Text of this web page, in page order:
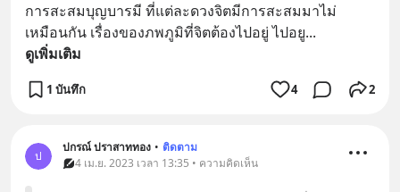
การสะสมบุญบารมี ที่แต่ละดวงจิตมีการสะสมมาไม่
เหมือนกัน เรื่องของภพภูมิที่จิตต้องไปอยู่ ไปอยู...
ดูเพิ่มเติม
1 บันทึก 4 2
ป
ปกรณ์ ปราสาททอง • ติดตาม
4 เม.ย. 2023 เวลา 13:35 • ความคิดเห็น